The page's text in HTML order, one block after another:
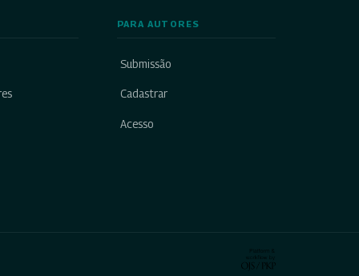
PARA AUTORES
Submissão
Cadastrar
Acesso